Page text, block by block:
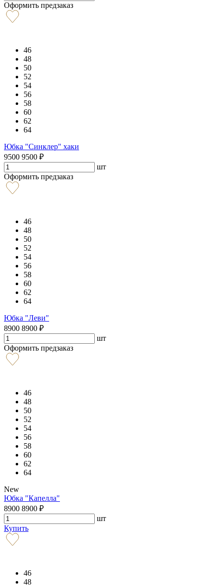
Оформить предзаказ
46
48
50
52
54
56
58
60
62
64
Юбка "Синклер" хаки
9500 9500 ₽
шт
Оформить предзаказ
46
48
50
52
54
56
58
60
62
64
Юбка "Леви"
8900 8900 ₽
шт
Оформить предзаказ
46
48
50
52
54
56
58
60
62
64
New
Юбка "Капелла"
8900 8900 ₽
шт
Купить
46
48